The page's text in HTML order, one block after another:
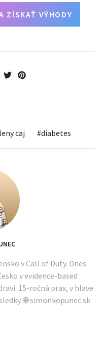
ZÍSKAŤ VÝHODY
caj #diabetes
v Call of Duty. Dnes
v evidence-based
15-ročná prax, v hlave
🌐 simonkopunec.sk